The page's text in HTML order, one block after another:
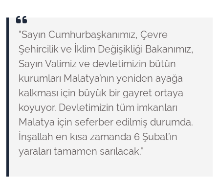
"Sayın Cumhurbaşkanımız, Çevre
Şehircilik ve İklim Değişikliği Bakanımız,
Sayın Valimiz ve devletimizin bütün
kurumları Malatya’nın yeniden ayağa
kalkması için büyük bir gayret ortaya
koyuyor. Devletimizin tüm imkanları
Malatya için seferber edilmiş durumda.
İnşallah en kısa zamanda 6 Şubat’ın
yaraları tamamen sarılacak."